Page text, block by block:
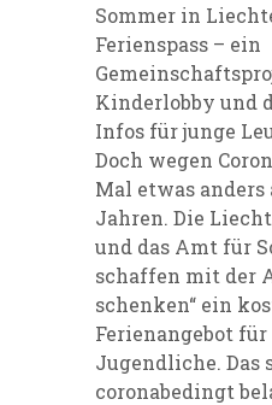
Sommer in
Ferienspass – ein
Kinderlobby und
Infos für junge
Doch wegen
Mal etwas
Jahren. Die
und das Amt für
schaffen mit der
schenken“ ein
Ferienangebot
Jugendliche. Das
coronabedingt